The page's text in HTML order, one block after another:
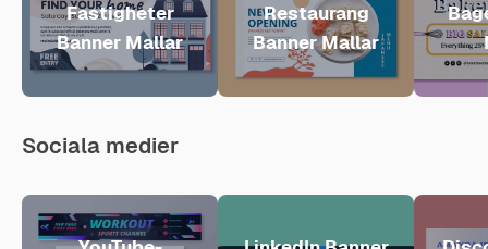
Fastigheter
Banner Mallar
Restaurang
Banner Mallar
Sociala medier